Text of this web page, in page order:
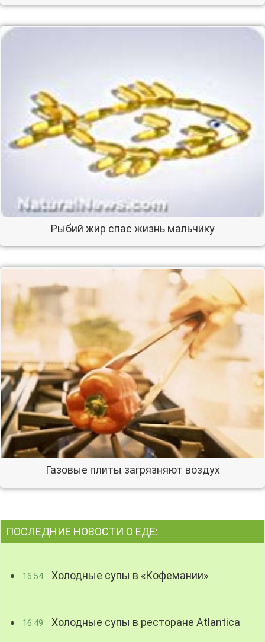
Рыбий жир спас жизнь мальчику
Газовые плиты загрязняют воздух
ПОСЛЕДНИЕ НОВОСТИ О ЕДЕ:
16:54 Холодные супы в «Кофемании»
16:49 Холодные супы в ресторане Atlantica